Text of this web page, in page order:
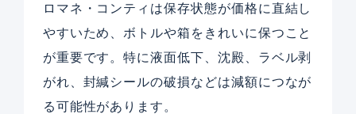
ロマネ・コンティは保存状態が価格に直結し
やすいため、ボトルや箱をきれいに保つこと
が重要です。特に液面低下、沈殿、ラベル剥
がれ、封緘シールの破損などは減額につなが
る可能性があります。